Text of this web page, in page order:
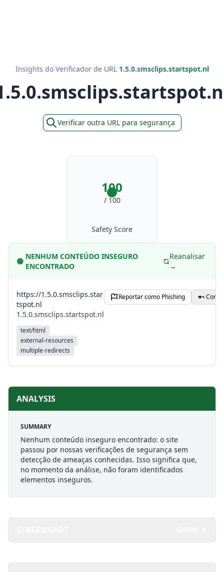
Insights do Verificador de URL 1.5.0.smsclips.startspot.nl
Verificar outra URL para segurança
100
/ 100
Safety Score
🟢
NENHUM CONTEÚDO INSEGURO
ENCONTRADO
Reanalisar
→
https://1.5.0.smsclips.star
tspot.nl
1.5.0.smsclips.startspot.nl
text/html
external-resources
multiple-redirects
Reportar como Phishing
ANALYSIS
SUMMARY
Nenhum conteúdo inseguro encontrado: o site
passou por nossas verificações de segurança sem
detecção de ameaças conhecidas. Isso significa que,
no momento da análise, não foram identificados
elementos inseguros.